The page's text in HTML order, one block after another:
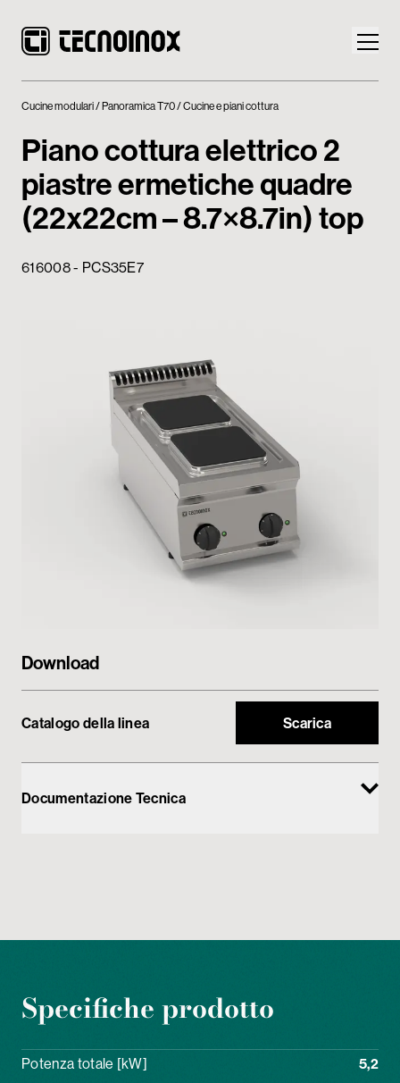
Prodotti
My Tecnoinox
Cucine modulari Panoramica T70 Cucine e piani cottura
Piano cottura elettrico 2
piastre ermetiche quadre
(22x22cm – 8.7×8.7in) top
616008 - PCS35E7
Download
Catalogo della linea Scarica
Documentazione Tecnica
Specifiche prodotto
Potenza totale [kW] 5,2